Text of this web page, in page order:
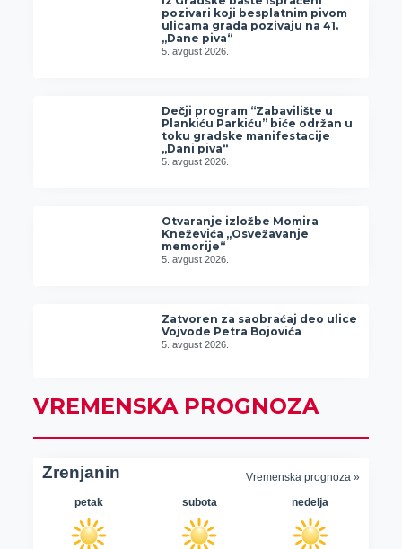
pozivari koji besplatnim pivom
ulicama grada pozivaju na 41.
„Dane piva“
5. avgust 2026.
Dečji program “Zabavilište u
Plankiću Parkiću” biće održan u
toku gradske manifestacije
„Dani piva“
5. avgust 2026.
Otvaranje izložbe Momira
Kneževića „Osvežavanje
memorije“
5. avgust 2026.
Zatvoren za saobraćaj deo ulice
Vojvode Petra Bojovića
5. avgust 2026.
VREMENSKA PROGNOZA